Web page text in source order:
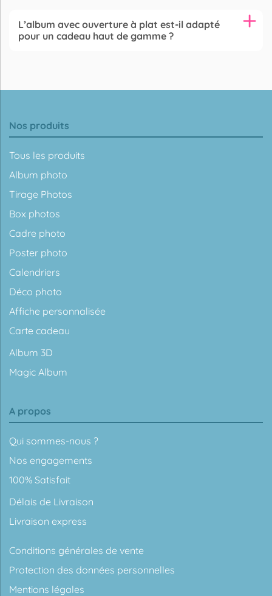
L’album avec ouverture à plat est-il adapté
pour un cadeau haut de gamme ?
Nos produits
Tous les produits
Album photo
Tirage Photos
Box photos
Cadre photo
Poster photo
Calendriers
Déco photo
Affiche personnalisée
Carte cadeau
Album 3D
Magic Album
A propos
Qui sommes-nous ?
Nos engagements
100% Satisfait
Délais de Livraison
Livraison express
Conditions générales de vente
Protection des données personnelles
Mentions légales